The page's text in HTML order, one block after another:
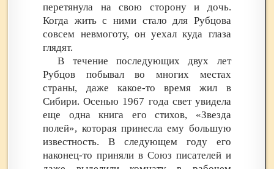
перетянула на свою сторону и дочь.
Когда жить с ними стало для Рубцова
совсем невмоготу, он уехал куда глаза
глядят.
В течение последующих двух лет
Рубцов побывал во многих местах
страны, даже какое-то время жил в
Сибири. Осенью 1967 года свет увидела
еще одна книга его стихов, «Звезда
полей», которая принесла ему большую
известность. В следующем году его
наконец-то приняли в Союз писателей и